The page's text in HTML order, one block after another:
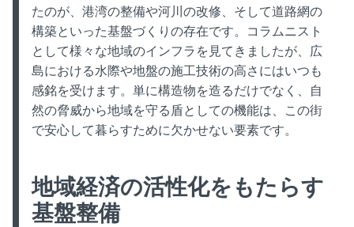
たのが、港湾の整備や河川の改修、そして道路網の
構築といった基盤づくりの存在です。コラムニスト
として様々な地域のインフラを見てきましたが、広
島における水際や地盤の施工技術の高さにはいつも
感銘を受けます。単に構造物を造るだけでなく、自
然の脅威から地域を守る盾としての機能は、この街
で安心して暮らすために欠かせない要素です。
地域経済の活性化をもたらす
基盤整備